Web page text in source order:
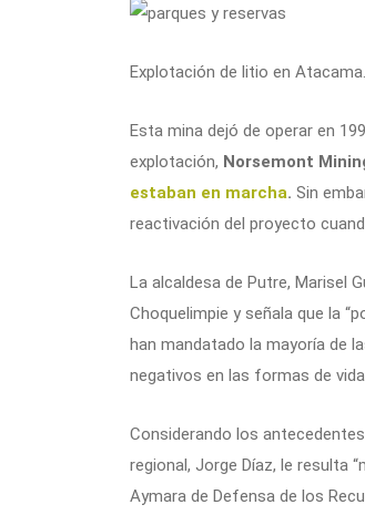
Explotación de litio en
Esta mina dejó de operar en
explotación, Norsemont
estaban en marcha. Sin
reactivación del proyecto
La alcaldesa de Putre, Marisel
Choquelimpie y señala que la
han mandatado la mayoría de
negativos en las formas de
Considerando los
regional, Jorge Díaz, le resulta
Aymara de Defensa de los